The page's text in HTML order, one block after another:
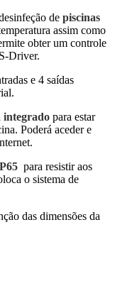
de piscinas
assim como
obter um controle
Driver.
e 4 saídas
integrado para estar
Poderá aceder e
para resistir aos
o sistema de
das dimensões da